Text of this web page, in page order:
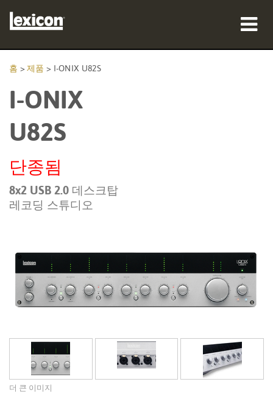
구매처
교육
지원
언어/지역
홈 >제품 > I-ONIX U82S
I-ONIX
U82S
단종됨
8x2 USB 2.0 데스크탑
레코딩 스튜디오
더 큰 이미지